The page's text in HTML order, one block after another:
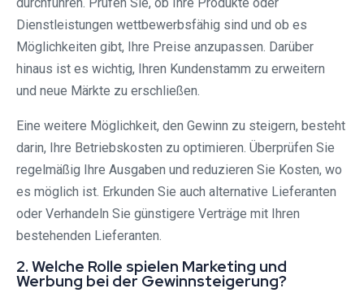
Dienstleistungen wettbewerbsfähig sind und ob es
Möglichkeiten gibt, Ihre Preise anzupassen. Darüber
hinaus ist es wichtig, Ihren Kundenstamm zu erweitern
und neue Märkte zu erschließen.
Eine weitere Möglichkeit, den Gewinn zu steigern, besteht
darin, Ihre Betriebskosten zu optimieren. Überprüfen Sie
regelmäßig Ihre Ausgaben und reduzieren Sie Kosten, wo
es möglich ist. Erkunden Sie auch alternative Lieferanten
oder Verhandeln Sie günstigere Verträge mit Ihren
bestehenden Lieferanten.
2. Welche Rolle spielen Marketing und
Werbung bei der Gewinnsteigerung?